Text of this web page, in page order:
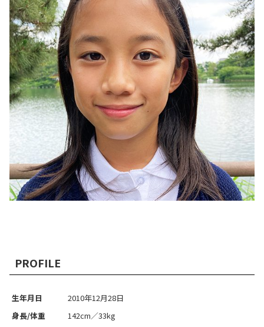
PROFILE
生年月日
2010年12月28日
身長/体重
142cm／33kg